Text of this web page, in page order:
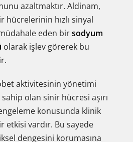
azaltmaktır. Aldinam,
hücrelerinin hızlı sinyal
eden birsodyum
olarak işlev görerek bu
aktivitesinin yönetimi
olan sinir hücresi aşırı
konusunda klinik
etkisi vardır. Bu sayede
dengesini korumasına